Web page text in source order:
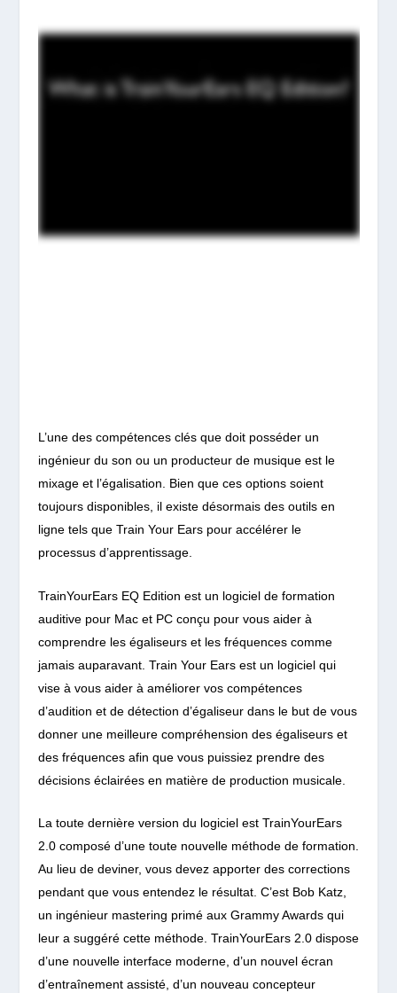
L’une des compétences clés que doit posséder un
ingénieur du son ou un producteur de musique est le
mixage et l’égalisation. Bien que ces options soient
toujours disponibles, il existe désormais des outils en
ligne tels que Train Your Ears pour accélérer le
processus d’apprentissage.
TrainYourEars EQ Edition est un logiciel de formation
auditive pour Mac et PC conçu pour vous aider à
comprendre les égaliseurs et les fréquences comme
jamais auparavant. Train Your Ears est un logiciel qui
vise à vous aider à améliorer vos compétences
d’audition et de détection d’égaliseur dans le but de vous
donner une meilleure compréhension des égaliseurs et
des fréquences afin que vous puissiez prendre des
décisions éclairées en matière de production musicale.
La toute dernière version du logiciel est TrainYourEars
2.0 composé d’une toute nouvelle méthode de formation.
Au lieu de deviner, vous devez apporter des corrections
pendant que vous entendez le résultat. C’est Bob Katz,
un ingénieur mastering primé aux Grammy Awards qui
leur a suggéré cette méthode. TrainYourEars 2.0 dispose
d’une nouvelle interface moderne, d’un nouvel écran
d’entraînement assisté, d’un nouveau concepteur